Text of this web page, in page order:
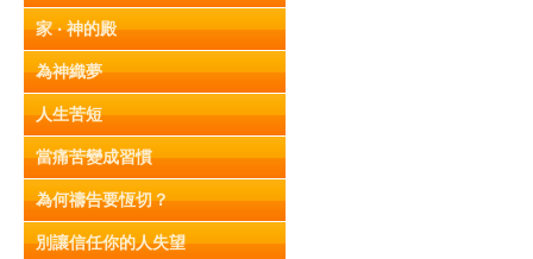
家 ‧ 神的殿
為神織夢
人生苦短
當痛苦變成習慣
為何禱告要恆切？
別讓信任你的人失望